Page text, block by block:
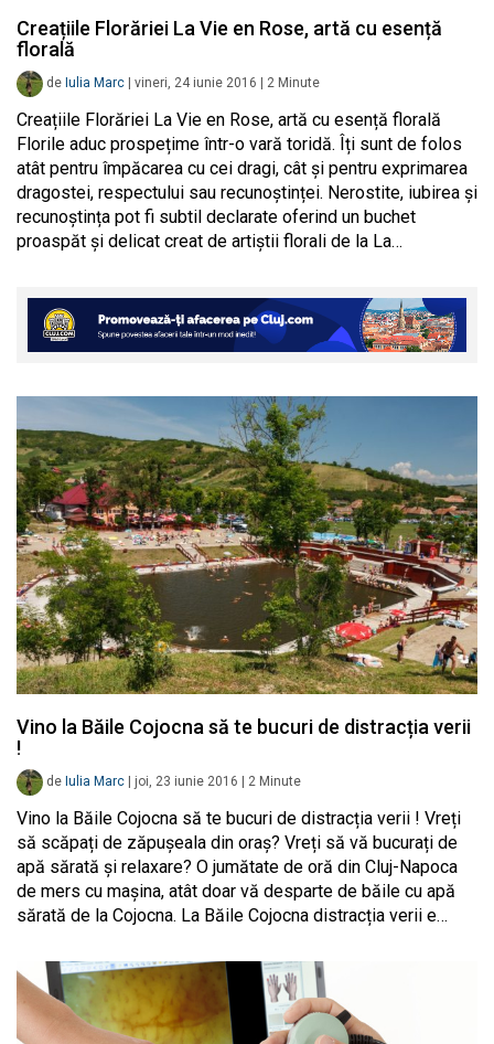
Creațiile Florăriei La Vie en Rose, artă cu esență
florală
de Iulia Marc vineri, 24 iunie 2016 2 Minute
Creațiile Florăriei La Vie en Rose, artă cu esență florală
Florile aduc prospețime într-o vară toridă. Îți sunt de folos
atât pentru împăcarea cu cei dragi, cât și pentru exprimarea
dragostei, respectului sau recunoștinței. Nerostite, iubirea și
recunoștința pot fi subtil declarate oferind un buchet
proaspăt și delicat creat de artiștii florali de la La…
Vino la Băile Cojocna să te bucuri de distracția verii
!
de Iulia Marc joi, 23 iunie 2016 2 Minute
Vino la Băile Cojocna să te bucuri de distracția verii ! Vreți
să scăpați de zăpușeala din oraș? Vreți să vă bucurați de
apă sărată și relaxare? O jumătate de oră din Cluj-Napoca
de mers cu mașina, atât doar vă desparte de băile cu apă
sărată de la Cojocna. La Băile Cojocna distracția verii e…